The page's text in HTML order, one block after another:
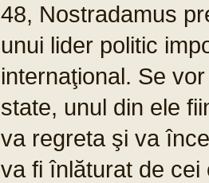
48, Nostradamus
unui lider politic
internaţional. Se
state, unul din ele
va regreta şi va
va fi înlăturat de cei